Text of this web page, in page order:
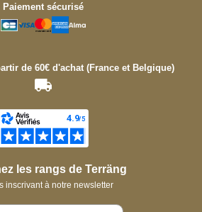
Paiement sécurisé
de 60€ d'achat (France et Belgique)
les rangs de Terräng
inscrivant à notre newsletter